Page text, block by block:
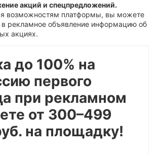
акций и спецпредложений.
возможностям платформы, вы можете
в рекламное объявление информацию об
акциях.
до 100% на
первого
при рекламном
от 300–499
на площадку!